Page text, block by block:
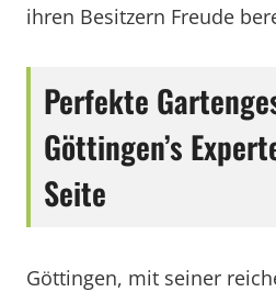
ihren Besitzern Freude
Perfekte
Göttingen’s
Seite
Göttingen, mit seiner